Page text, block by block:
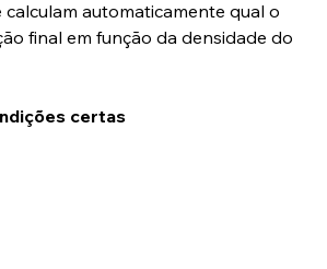
você pode utilizar aplicativos de
automaticamente qual o
final em função da densidade do